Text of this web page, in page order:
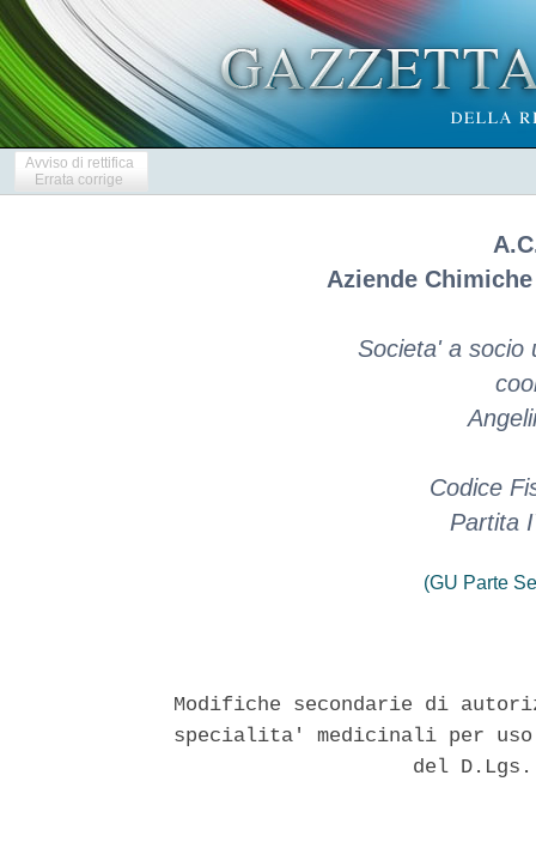
Avviso di rettifica
Errata corrige
Aziende
Societa' a socio
Codice
Partita
(GU Parte
Modifiche secondarie di
specialita' medicinali per
del